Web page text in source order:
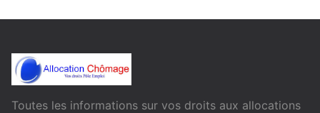
Toutes les informations sur vos droits aux allocations